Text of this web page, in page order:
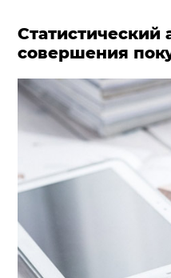
Статистический
совершения